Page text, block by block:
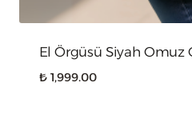
El Örgüsü Siyah Omuz
₺1,999.00